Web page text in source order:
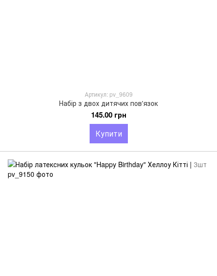
Артикул: pv_9609
Набір з двох дитячих пов'язок
145.00 грн
Купити